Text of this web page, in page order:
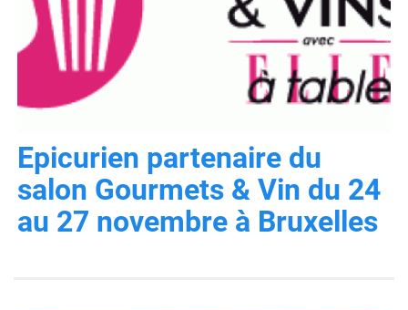
Epicurien partenaire du
salon Gourmets & Vin du 24
au 27 novembre à Bruxelles